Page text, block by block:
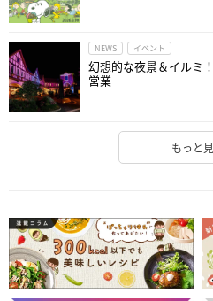
NEWS イベント
幻想的な夜景＆イルミ
営業
もっと